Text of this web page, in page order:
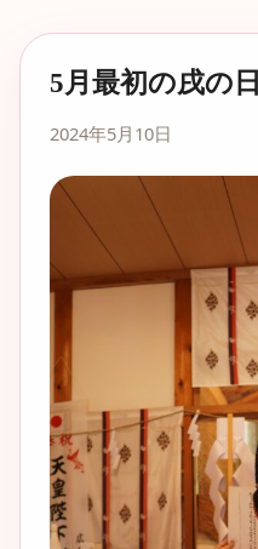
5月最初の戌の
2024年5月10日